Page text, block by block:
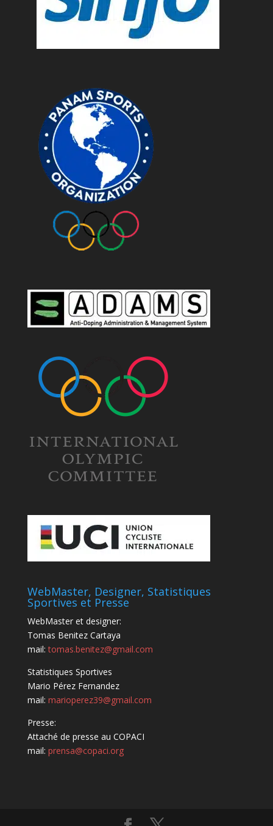
WebMaster, Designer, Statistiques
Sportives et Presse
WebMaster et designer:
Tomas Benitez Cartaya
mail:tomas.benitez@gmail.com
Statistiques Sportives
Mario Pérez Fernandez
mail: marioperez39@gmail.com
Presse:
Attaché de presse au COPACI
mail: prensa@copaci.org